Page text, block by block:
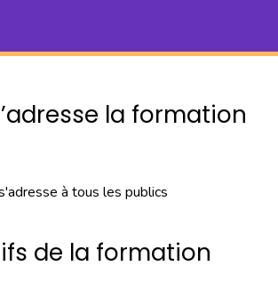
la formation
à tous les publics
de la formation